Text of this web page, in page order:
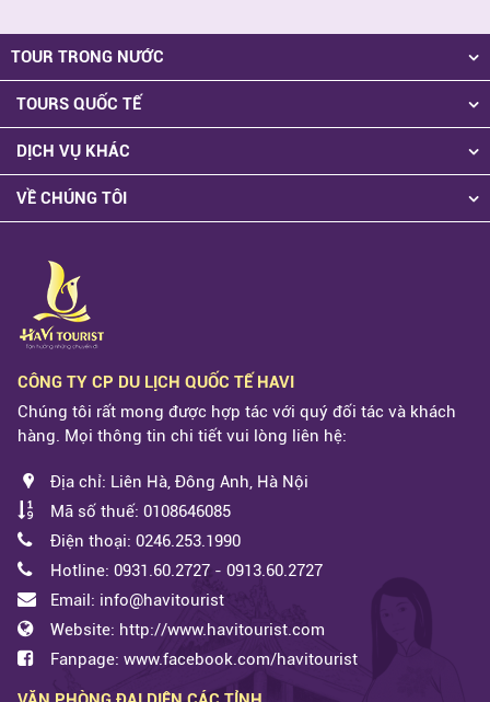
TOUR TRONG NƯỚC
TOURS QUỐC TẾ
DỊCH VỤ KHÁC
VỀ CHÚNG TÔI
CÔNG TY CP DU LỊCH QUỐC TẾ HAVI
Chúng tôi rất mong được hợp tác với quý đối tác và khách
hàng. Mọi thông tin chi tiết vui lòng liên hệ:
Địa chỉ: Liên Hà, Đông Anh, Hà Nội
Mã số thuế: 0108646085
Điện thoại: 0246.253.1990
Hotline: 0931.60.2727 - 0913.60.2727
Email: info@havitourist
Website: http://www.havitourist.com
Fanpage: www.facebook.com/havitourist